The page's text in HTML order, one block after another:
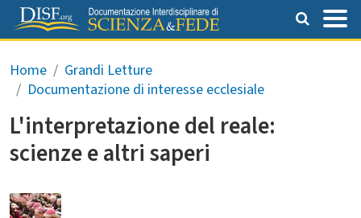
Salta al contenuto principale
Briciole di pane
Home
Grandi Letture
Documentazione di interesse ecclesiale
L'interpretazione del reale:
scienze e altri saperi